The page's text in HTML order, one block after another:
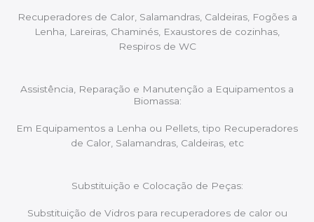
Recuperadores de Calor, Salamandras, Caldeiras, Fogões a
Lenha, Lareiras, Chaminés, Exaustores de cozinhas,
Respiros de WC
Assistência, Reparação e Manutenção a Equipamentos a
Biomassa:
Em Equipamentos a Lenha ou Pellets, tipo Recuperadores
de Calor, Salamandras, Caldeiras, etc
Substituição e Colocação de Peças:
Substituição de Vidros para recuperadores de calor ou